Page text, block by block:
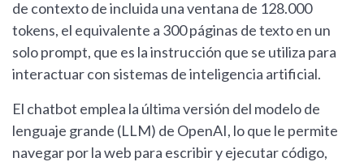
de contexto de incluida una ventana de 128.000
tokens, el equivalente a 300 páginas de texto en un
solo prompt, que es la instrucción que se utiliza para
interactuar con sistemas de inteligencia artificial.
El chatbot emplea la última versión del modelo de
lenguaje grande (LLM) de OpenAI, lo que le permite
navegar por la web para escribir y ejecutar código,